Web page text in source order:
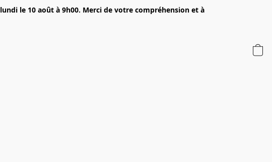
le 10 août à 9h00. Merci de votre compréhension et à